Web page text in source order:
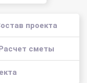
проекта
сметы